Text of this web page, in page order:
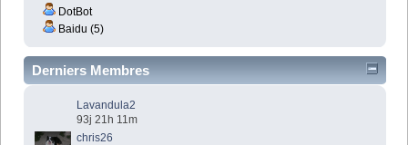
DotBot
Baidu (5)
Derniers Membres
Lavandula2
93j 21h 11m
chris26